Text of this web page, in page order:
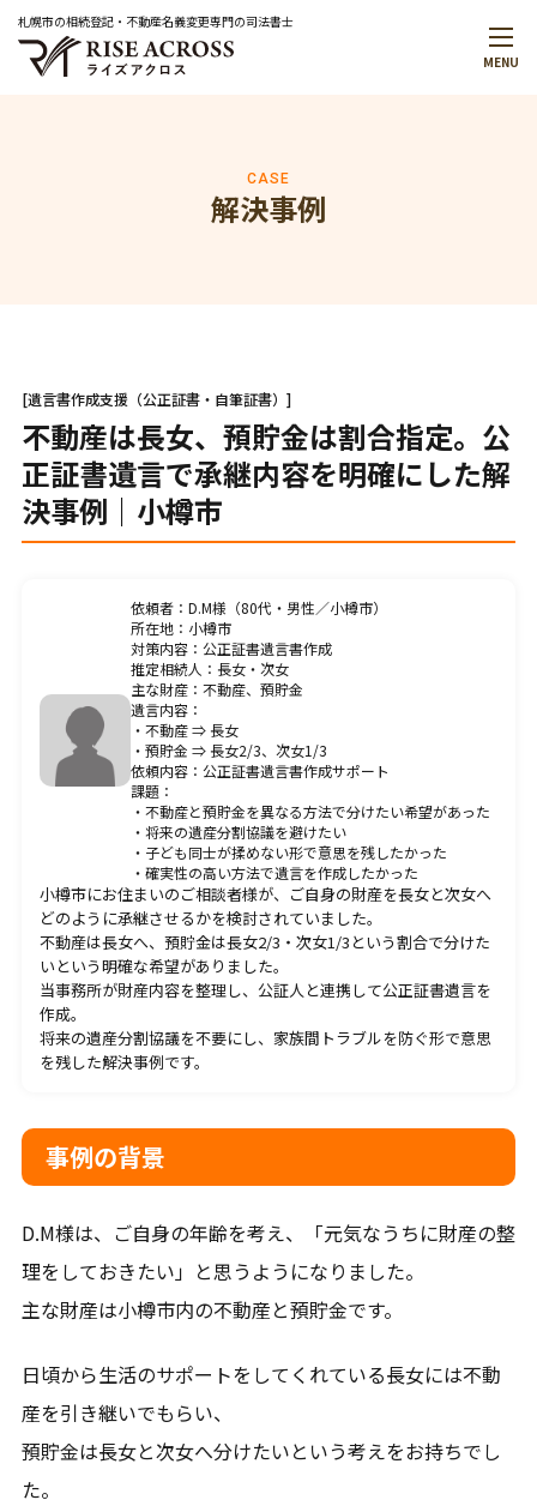
札幌市の相続登記・不動産名義変更専門の司法書士
MENU
CASE
解決事例
[遺言書作成支援（公正証書・自筆証書）]
不動産は長女、預貯金は割合指定。公
正証書遺言で承継内容を明確にした解
決事例｜小樽市
依頼者：D.M様（80代・男性／小樽市）
所在地：小樽市
対策内容：公正証書遺言書作成
推定相続人：長女・次女
主な財産：不動産、預貯金
遺言内容：
・不動産 ⇒ 長女
・預貯金 ⇒ 長女2/3、次女1/3
依頼内容：公正証書遺言書作成サポート
課題：
・不動産と預貯金を異なる方法で分けたい希望があった
・将来の遺産分割協議を避けたい
・子ども同士が揉めない形で意思を残したかった
・確実性の高い方法で遺言を作成したかった
小樽市にお住まいのご相談者様が、ご自身の財産を長女と次女へ
どのように承継させるかを検討されていました。
不動産は長女へ、預貯金は長女2/3・次女1/3という割合で分けた
いという明確な希望がありました。
当事務所が財産内容を整理し、公証人と連携して公正証書遺言を
作成。
将来の遺産分割協議を不要にし、家族間トラブルを防ぐ形で意思
を残した解決事例です。
事例の背景
D.M様は、ご自身の年齢を考え、「元気なうちに財産の整
理をしておきたい」と思うようになりました。
主な財産は小樽市内の不動産と預貯金です。
日頃から生活のサポートをしてくれている長女には不動
産を引き継いでもらい、
預貯金は長女と次女へ分けたいという考えをお持ちでし
た。
料金について
無料相談のご案内
サービスメニュー
サービス一覧
料金一覧
プライバシーポリシー
お問合せ・無料相談
ご質問やご相談がございましたら、お気軽にお問合せく
ださい。
当事務所の専門スタッフが丁寧に対応いたします。
011-522-6963
メールから相談する
24時間365日受付
LINEから相談する
友だち登録後お問合せください。